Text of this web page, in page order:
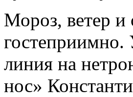
Мороз, ветер и
гостеприимно.
линия на
нос»